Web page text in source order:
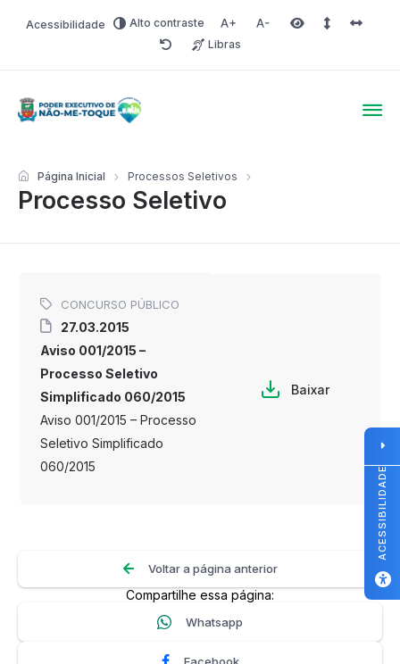
Acessibilidade Alto contraste Aumentar fonte
Diminuir fonteÁrea selecionada
Espaço
RedefinirLibras
Processo Seletivo
Página Inicial Processos Seletivos
CONCURSO PÚBLICO
27.03.2015
Aviso 001/2015 –
Processo Seletivo
Simplificado 060/2015
Aviso 001/2015 – Processo
Seletivo Simplificado
060/2015
Baixar
Voltar a página anterior
Compartilhe essa página:
Whatsapp
Facebook
ACESSIBILIDADE